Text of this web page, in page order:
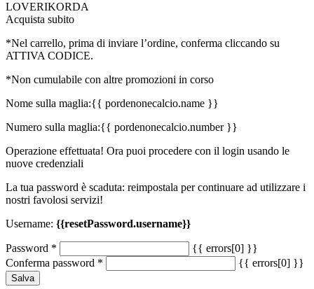
LOVERIKORDA
Acquista subito
*Nel carrello, prima di inviare l’ordine, conferma cliccando su
ATTIVA CODICE.
*Non cumulabile con altre promozioni in corso
Nome sulla maglia:{{ pordenonecalcio.name }}
Numero sulla maglia:{{ pordenonecalcio.number }}
Operazione effettuata! Ora puoi procedere con il login usando le
nuove credenziali
La tua password è scaduta: reimpostala per continuare ad utilizzare i
nostri favolosi servizi!
Username: {{resetPassword.username}}
Password *
{{ errors[0] }}
Conferma password * {{ errors[0] }}
Salva